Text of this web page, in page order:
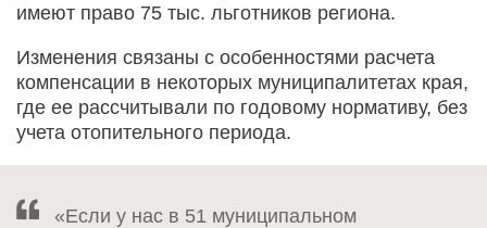
имеют право 75 тыс. льготников региона.
Изменения связаны с особенностями расчета
компенсации в некоторых муниципалитетах края,
где ее рассчитывали по годовому нормативу, без
учета отопительного периода.
«Если у нас в 51 муниципальном